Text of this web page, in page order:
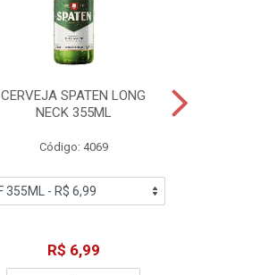
CERVEJA SPATEN LONG
NECK 355ML
Código: 4069
R$ 6,99